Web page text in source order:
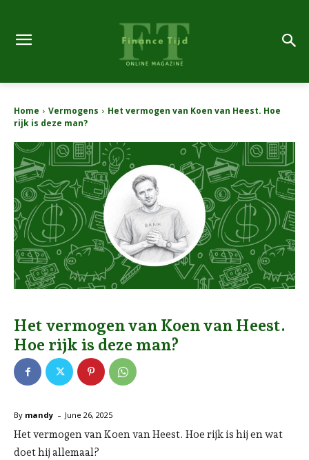
Home Vermogens
Het vermogen van Koen van Heest. Hoe
rijk is deze man?
Het vermogen van Koen van Heest.
Hoe rijk is deze man?
By mandy - June 26, 2025
Het vermogen van Koen van Heest. Hoe rijk is hij en wat
doet hij allemaal?